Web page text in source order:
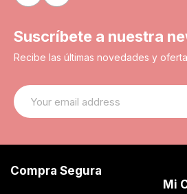
Suscríbete a nuestra
Recibe las últimas novedades y
Compra Segura
Mi